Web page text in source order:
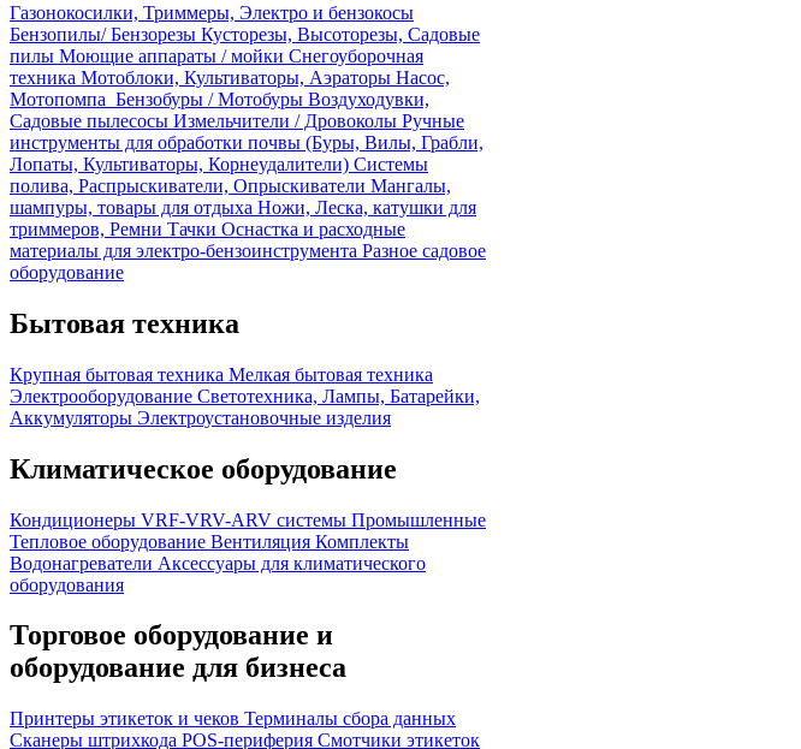
Газонокосилки, Триммеры, Электро и бензокосы
Бензопилы/ Бензорезы Кусторезы, Высоторезы, Садовые
пилы Моющие аппараты / мойки Снегоуборочная
техника Мотоблоки, Культиваторы, Аэраторы Насос,
Мотопомпа Бензобуры / Мотобуры Воздуходувки,
Садовые пылесосы Измельчители / Дровоколы Ручные
инструменты для обработки почвы (Буры, Вилы, Грабли,
Лопаты, Культиваторы, Корнеудалители) Системы
полива, Распрыскиватели, Опрыскиватели Мангалы,
шампуры, товары для отдыха Ножи, Леска, катушки для
триммеров, Ремни Тачки Оснастка и расходные
материалы для электро-бензоинструмента Разное садовое
оборудование
Бытовая техника
Крупная бытовая техника Мелкая бытовая техника
Электрооборудование Светотехника, Лампы, Батарейки,
Аккумуляторы Электроустановочные изделия
Климатическое оборудование
Кондиционеры VRF-VRV-ARV системы Промышленные
Тепловое оборудование Вентиляция Комплекты
Водонагреватели Аксессуары для климатического
оборудования
Торговое оборудование и
оборудование для бизнеса
Принтеры этикеток и чеков Терминалы сбора данных
Сканеры штрихкода POS-периферия Смотчики этикеток